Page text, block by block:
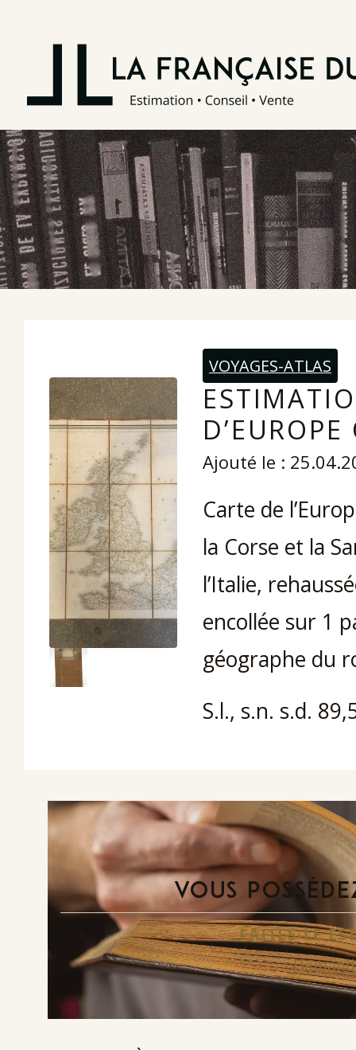
VOYAGES-ATLAS
Ajouté le :
Carte de
la Corse et la
l’Italie,
encollée sur 1
géographe du
S.l., s.n. s.d.
VOUS
FAITES-LE